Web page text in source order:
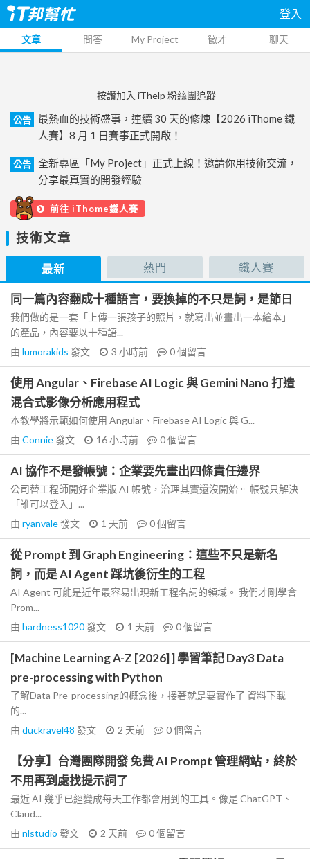
登入
文章 問答 My Project 徵才 聊天
按讚加入 iThelp 粉絲團追蹤
公告
最熱血的技術盛事，連續 30 天的修煉【2026 iThome 鐵
人賽】8 月 1 日賽事正式開啟！
公告
全新專區「My Project」正式上線！邀請你用技術交流，
分享最真實的開發經驗
前往 iThome鐵人賽
技術文章
最新 熱門 鐵人賽
同一篇內容翻成十種語言，要換掉的不只是詞，是節日
我們做的是一套「上傳一張孩子的照片，就寫出並畫出一本繪本」
的產品，內容要以十種語...
由 lumorakids 發文 3 小時前 0個留言
使用 Angular、Firebase AI Logic 與 Gemini Nano 打造
混合式影像分析應用程式
本教學將示範如何使用 Angular、Firebase AI Logic 與 G...
由 Connie發文 16 小時前 0個留言
AI 協作不是發帳號：企業要先畫出四條責任邊界
公司替工程師開好企業版 AI 帳號，治理其實還沒開始。 帳號只解決
「誰可以登入」...
由 ryanvale發文 1 天前 0個留言
從 Prompt 到 Graph Engineering：這些不只是新名
詞，而是 AI Agent 踩坑後衍生的工程
AI Agent 可能是近年最容易出現新工程名詞的領域。 我們才剛學會
Prom...
由 hardness1020發文 1 天前 0個留言
[Machine Learning A-Z [2026] ] 學習筆記 Day3 Data
pre-processing with Python
了解Data Pre-processing的概念後，接著就是要實作了 資料下載
的...
由 duckravel48 發文 2 天前 0個留言
【分享】台灣團隊開發 免費 AI Prompt 管理網站，終於
不用再到處找提示詞了
最近 AI 幾乎已經變成每天工作都會用到的工具。像是 ChatGPT、
Claud...
由 nlstudio 發文 2 天前 0個留言